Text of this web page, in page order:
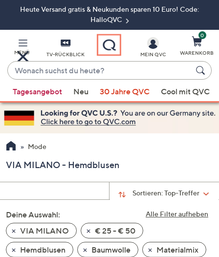
ZumHeute Versand gratis & Neukunden sparen 10 Euro! Code:
HalloQVC
MENÜ TV-RÜCKBLICK
Wonach
suchst
du
heute?
Vorschläge
verfügbar
sind,
verwenden
Sie
Pfeiltasten
nach
und
nach
unten
oder
wischen
MEIN QVC
0
WARENKORB
Tagesangebot Neu 30 Jahre QVC Cool mit QVC
Mode
VIA MILANO - Hemdblusen
Sortieren:Top-Treffer
Alle Filter aufheben
Deine Auswahl:
VIA MILANO
€ 25 - € 50
Hemdblusen
Baumwolle Materialmix